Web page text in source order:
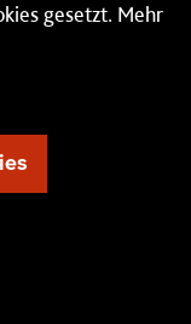
gesetzt. Mehr